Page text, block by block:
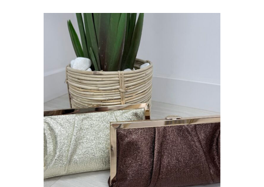
Este producto tiene múltiples variantes. Las opciones se pueden elegir en la página de producto